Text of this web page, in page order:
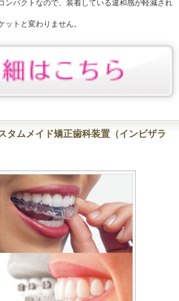
ンパクトなので、装着している違和感が軽減され
ットと変わりません。
タムメイド矯正歯科装置（インビザラ